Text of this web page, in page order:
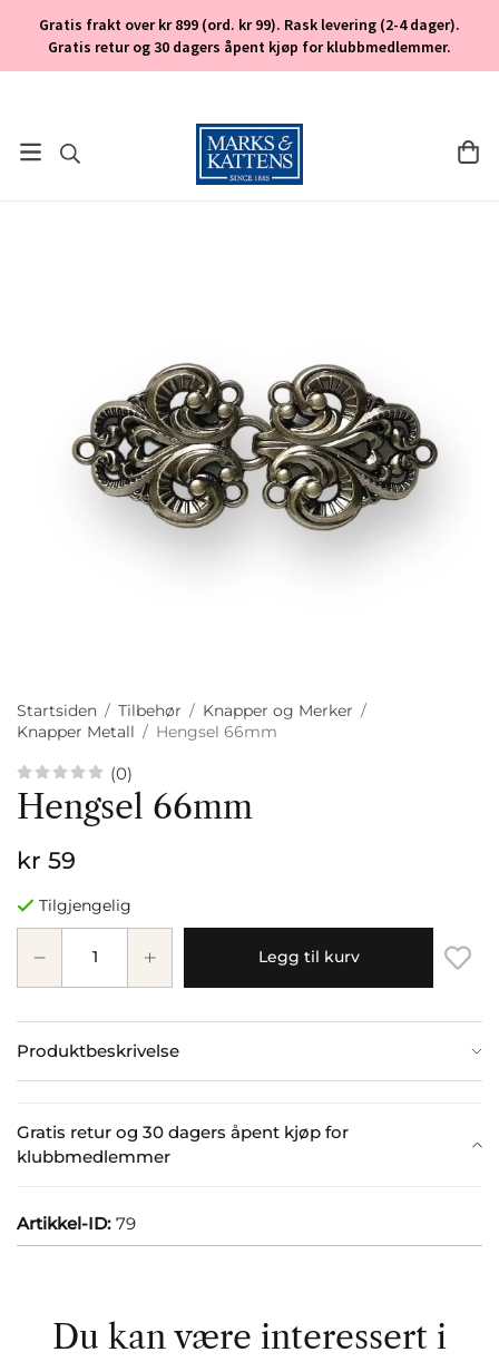
Gratis frakt over kr 899 (ord. kr 99). Rask levering (2-4 dager).
Gratis retur og 30 dagers åpent kjøp for klubbmedlemmer.
Startsiden / Tilbehør / Knapper og Merker /
Knapper Metall / Hengsel 66mm
(0)
Hengsel 66mm
kr 59
Tilgjengelig
Legg til kurv
Produktbeskrivelse
Gratis retur og 30 dagers åpent kjøp for
klubbmedlemmer
Artikkel-ID: 79
Du kan være interessert i